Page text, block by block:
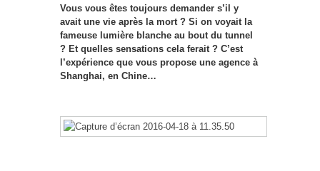
Vous vous êtes toujours demander s’il y
avait une vie après la mort ? Si on voyait la
fameuse lumière blanche au bout du tunnel
? Et quelles sensations cela ferait ? C’est
l’expérience que vous propose une agence à
Shanghai, en Chine…